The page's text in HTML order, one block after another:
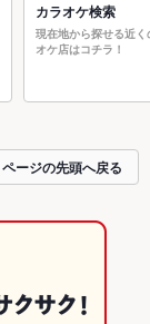
カラオケ検索
現在地から探せる近く
オケ店はコチラ！
ページの先頭へ戻る